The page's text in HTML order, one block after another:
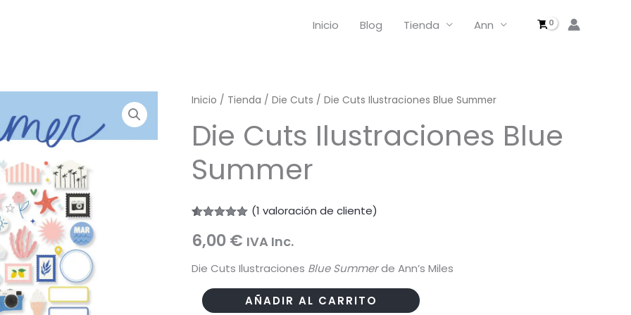
Inicio Blog Tienda Ann
Inicio / Tienda / Die Cuts / Die Cuts Ilustraciones Blue Summer
Die Cuts Ilustraciones Blue
Summer
con5.00
de 5 en
valoración
cliente
(1 valoración de cliente)
6,00€ IVA Inc.
Die Cuts Ilustraciones Blue Summerde Ann’s Miles
Die
AÑADIR AL CARRITO
Ilustraciones